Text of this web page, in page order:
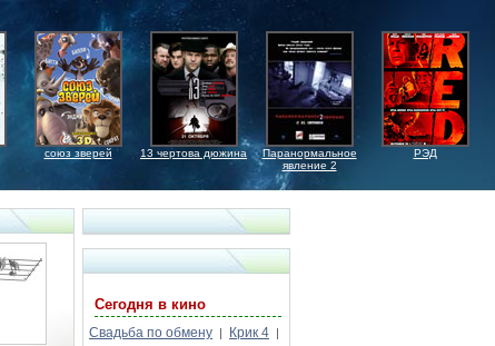
союз зверей 13 чертова дюжина
Паранормальное
явление 2
РЭД
Сегодня в кино
Свадьба по обмену | Крик 4 |